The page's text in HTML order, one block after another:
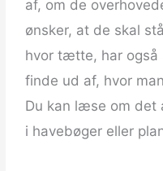
af, om de
ønsker, at de skal
hvor tætte, har også
finde ud af, hvor
Du kan læse om det
i havebøger eller